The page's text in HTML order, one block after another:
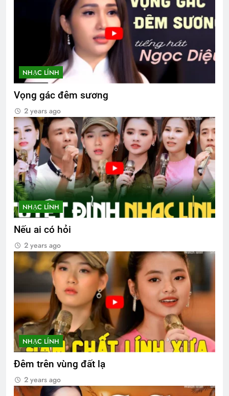
NHẠC LÍNH
Vọng gác đêm sương
2 years ago
NHẠC LÍNH
Nếu ai có hỏi
2 years ago
NHẠC LÍNH
Đêm trên vùng đất lạ
2 years ago